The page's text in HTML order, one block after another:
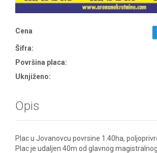
Cena
Šifra:
Površina placa:
Uknjiženo:
Opis
Plac u Jovanovcu povrsine 1.40ha,
Plac je udaljen 40m od glavnog